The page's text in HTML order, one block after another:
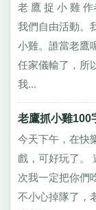
老 鷹 捉 小 雞
我們自由活動。
小雞。誰當老鷹
任家儀輸了，所
我...
老鷹抓小雞100
今天下午，在快
戲，可好玩了。
次我一定把你們
不小心掉隊了，